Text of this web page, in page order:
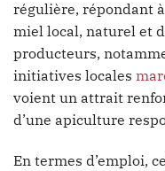
régulière, répondant
miel local, naturel et
producteurs,
initiatives locales
voient un attrait
d’une apiculture
En termes d’emploi,